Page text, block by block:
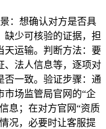
：想确认对方是否具
缺少可核验的证据，担
天运输。判断方法：要
、法人信息等，逐项对
否一致。验证步骤：通
市场监管局官网的“企
息；在对方官网“资质
况，必要时让客服提